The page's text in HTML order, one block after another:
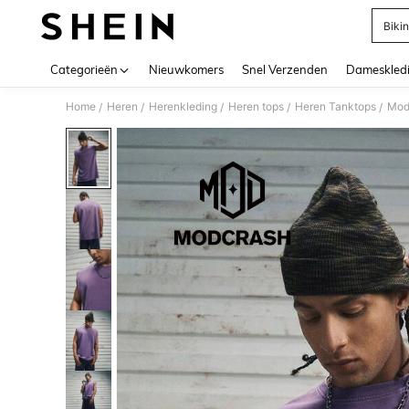
Categorieën Nieuwkomers Snel Verzenden
Home / Heren / Herenkleding / Heren tops / Heren Tanktops /